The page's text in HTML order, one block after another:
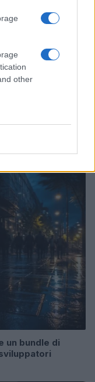
other
universitario
un bundle di